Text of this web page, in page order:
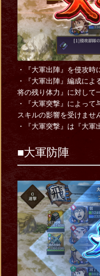
・『大軍出陣』を侵攻時
・『大軍出陣』編成に
将の残り体力』に対して
・『大軍突撃』によっ
スキルの影響を受けませ
・『大軍突撃』は『大軍
■大軍防陣